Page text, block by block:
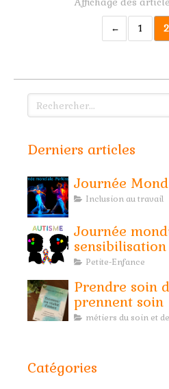
1 2
Rechercher
Derniers articles
Journée
Inclusion au travail
Journée
Petite-Enfance
Prendre soin
prennent soin
métiers du soin et
Catégories